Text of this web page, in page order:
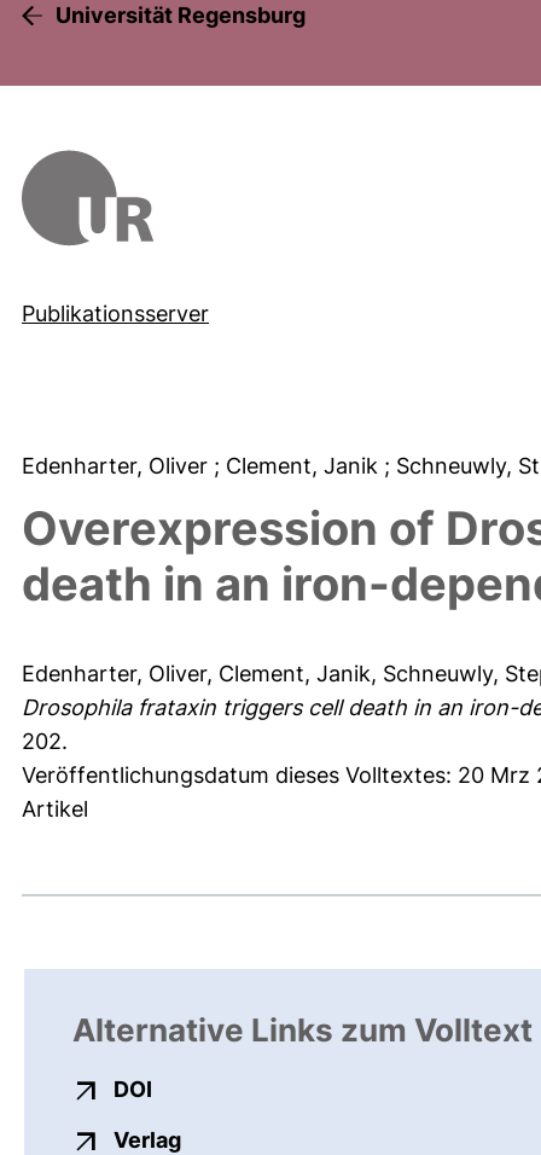
Universität Regensburg
Publikationsserver
Edenharter, Oliver ; Clement, Janik ; Schneuwly,
Overexpression of
death in an iron-
Edenharter, Oliver, Clement, Janik, Schneuwly,
Drosophila frataxin triggers cell death in an iron-
202.
Veröffentlichungsdatum dieses Volltextes: 20 Mrz
Artikel
Alternative Links zum Volltext
DOI
Verlagexterner Link, öffnet neues